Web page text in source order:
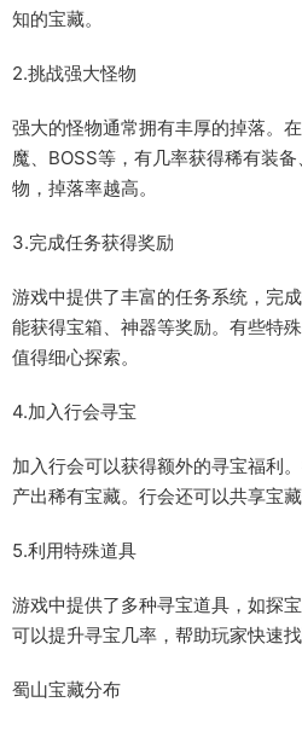
知的宝藏。
2.挑战强大怪物
强大的怪物通常拥有丰厚的掉落。
魔、BOSS等，有几率获得稀有装
物，掉落率越高。
3.完成任务获得奖励
游戏中提供了丰富的任务系统，完
能获得宝箱、神器等奖励。有些特
值得细心探索。
4.加入行会寻宝
加入行会可以获得额外的寻宝福利
产出稀有宝藏。行会还可以共享宝
5.利用特殊道具
游戏中提供了多种寻宝道具，如探
可以提升寻宝几率，帮助玩家快速找
蜀山宝藏分布